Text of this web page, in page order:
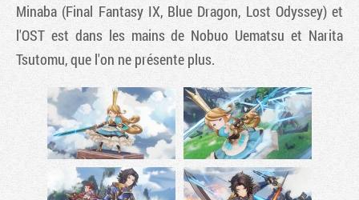
Minaba (Final Fantasy IX, Blue Dragon, Lost Odyssey) et
l'OST est dans les mains de Nobuo Uematsu et Narita
Tsutomu, que l'on ne présente plus.